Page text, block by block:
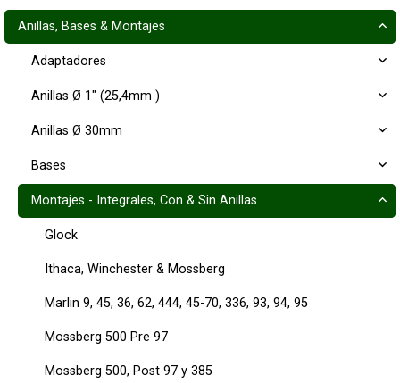
Anillas, Bases & Montajes
Adaptadores
Anillas Ø 1" (25,4mm )
Anillas Ø 30mm
Bases
Montajes - Integrales, Con & Sin Anillas
Glock
Ithaca, Winchester & Mossberg
Marlin 9, 45, 36, 62, 444, 45-70, 336, 93, 94, 95
Mossberg 500 Pre 97
Mossberg 500, Post 97 y 385